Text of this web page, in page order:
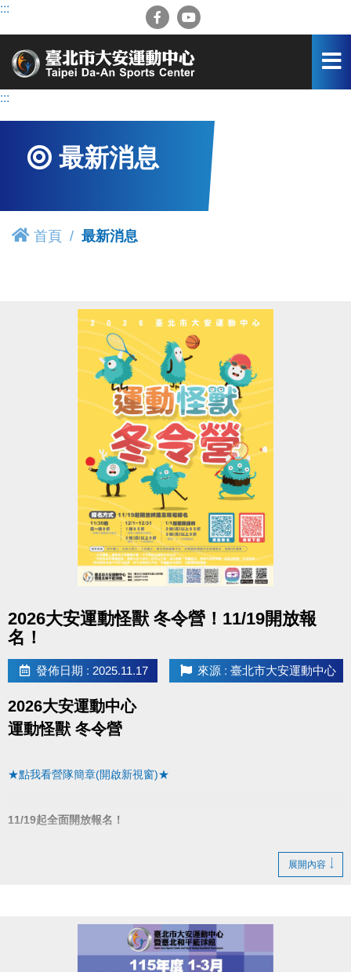
跳
容
:::
:::
最新消息
首頁 最新消息
2026大安運動怪獸 冬令營！11/19開放報
名！
發佈日期 : 2025.11.17 來源 : 臺北市大安運動中心
2026大安運動中心
運動怪獸 冬令營
★點我看營隊簡章(開啟新視窗)★
11/19起全面開放報名！
▪︎ １梯９５折(現場＆網路皆可報名)
展開內容